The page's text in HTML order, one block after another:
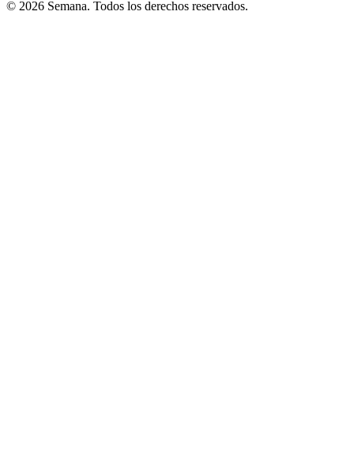
© 2026 Semana. Todos los derechos reservados.